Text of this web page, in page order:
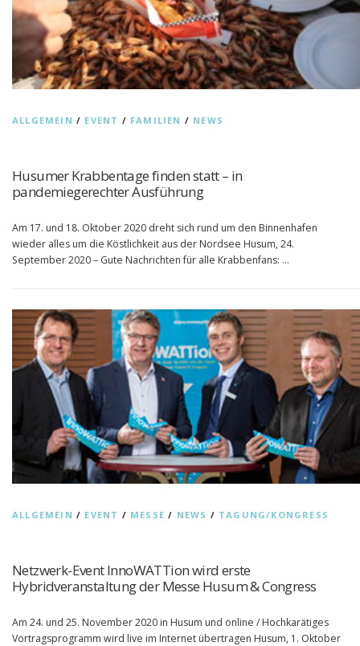
ALLGEMEIN / EVENT / FAMILIEN / NEWS
Husumer Krabbentage finden statt – in
pandemiegerechter Ausführung
Am 17. und 18. Oktober 2020 dreht sich rund um den Binnenhafen
wieder alles um die Köstlichkeit aus der Nordsee Husum, 24.
September 2020 – Gute Nachrichten für alle Krabbenfans: …
ALLGEMEIN / EVENT / MESSE / NEWS / TAGUNG/KONGRESS
Netzwerk-Event InnoWATTion wird erste
Hybridveranstaltung der Messe Husum & Congress
Am 24. und 25. November 2020 in Husum und online / Hochkarätiges
Vortragsprogramm wird live im Internet übertragen Husum, 1. Oktober